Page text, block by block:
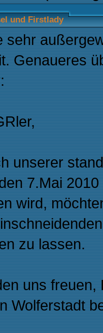
und Firstlady
sehr
Genaueres
unserer
7.Mai
wird,
zu lassen.
uns freuen,
Wolferstadt